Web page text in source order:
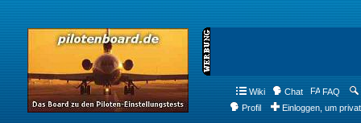
Wiki Chat FAQ
Profil
Einloggen, um